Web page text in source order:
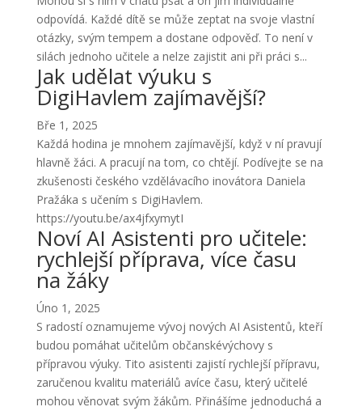
odpovídá. Každé dítě se může zeptat na svoje vlastní
otázky, svým tempem a dostane odpověď. To není v
silách jednoho učitele a nelze zajistit ani při práci s...
Jak udělat výuku s
DigiHavlem zajímavější?
Bře 1, 2025
Každá hodina je mnohem zajímavější, když v ní pravují
hlavně žáci. A pracují na tom, co chtějí. Podívejte se na
zkušenosti českého vzdělávacího inovátora Daniela
Pražáka s učením s DigiHavlem.
https://youtu.be/ax4jfxymytI
Noví AI Asistenti pro učitele:
rychlejší příprava, více času
na žáky
Úno 1, 2025
S radostí oznamujeme vývoj nových AI Asistentů, kteří
budou pomáhat učitelům občanskévýchovy s
přípravou výuky. Tito asistenti zajistí rychlejší přípravu,
zaručenou kvalitu materiálů avíce času, který učitelé
mohou věnovat svým žákům. Přinášíme jednoduchá a